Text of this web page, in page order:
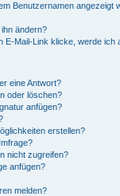
Benutzernamen angezeigt
ändern?
E-Mail-Link klicke, werde ich
eine Antwort?
oder löschen?
anfügen?
erstellen?
nicht zugreifen?
anfügen?
melden?